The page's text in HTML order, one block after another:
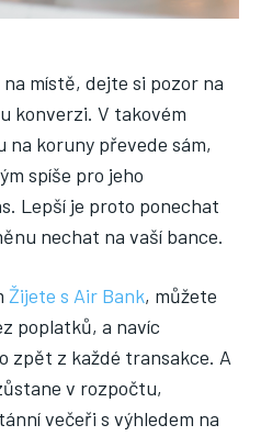
místě, dejte si pozor na
konverzi. V takovém
koruny převede sám,
spíše pro jeho
Lepší je proto ponechat
nechat na vaší bance.
Žijete s Air Bank, můžete
poplatků, a navíc
zpět z každé transakce. A
v rozpočtu,
večeři s výhledem na